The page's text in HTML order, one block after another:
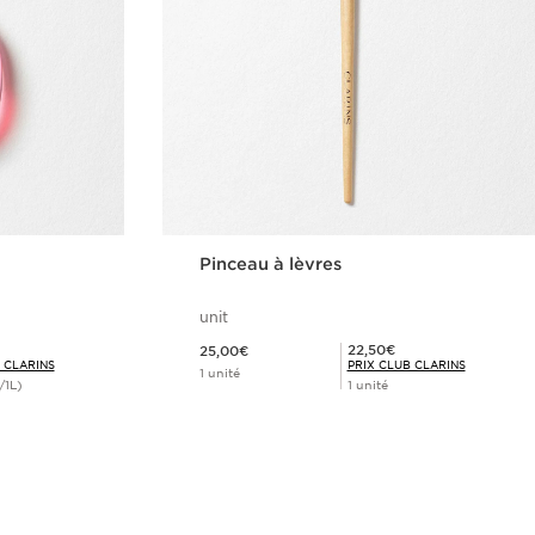
CLARINS
Pinceau à lèvres
unit
25,00€
1 unité
Prix Club Clarins 22,50€
22,50€
PRIX CLUB CLARINS
1 unité